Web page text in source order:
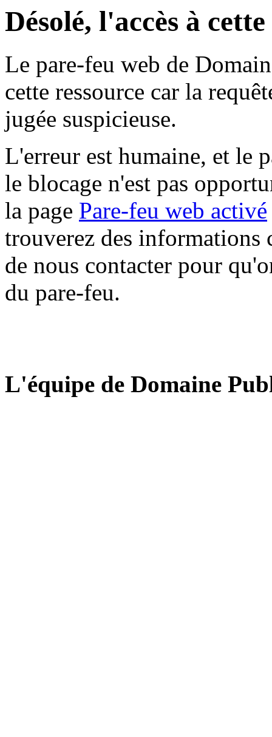
Désolé, l'accès à
Le pare-feu web de
cette ressource car la
jugée suspicieuse.
L'erreur est humaine, et le
le blocage n'est pas
la page Pare-feu web activé
trouverez des informations
de nous contacter pour
du pare-feu.
L'équipe de Domaine